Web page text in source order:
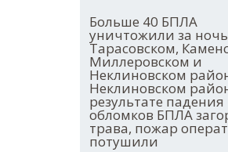
Больше 40 БПЛА
уничтожили за
Тарасовском,
Миллеровском и
Неклиновском
Неклиновском
результате падения
обломков БПЛА
трава, пожар
потушили